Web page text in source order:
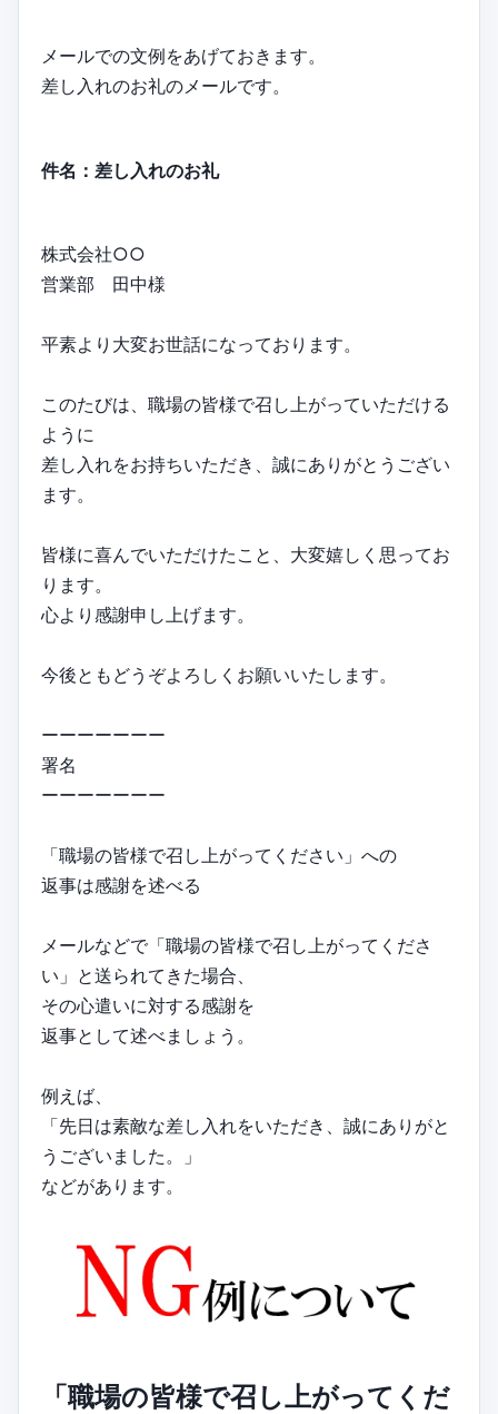
メールでの文例をあげておきます。
差し入れのお礼のメールです。
件名：差し入れのお礼
株式会社○○
営業部 田中様
平素より大変お世話になっております。
このたびは、職場の皆様で召し上がっていただける
ように
差し入れをお持ちいただき、誠にありがとうござい
ます。
皆様に喜んでいただけたこと、大変嬉しく思ってお
ります。
心より感謝申し上げます。
今後ともどうぞよろしくお願いいたします。
ーーーーーーー
署名
ーーーーーーー
「職場の皆様で召し上がってください」への
返事は感謝を述べる
メールなどで「職場の皆様で召し上がってくださ
い」と送られてきた場合、
その心遣いに対する感謝を
返事として述べましょう。
例えば、
「先日は素敵な差し入れをいただき、誠にありがと
うございました。」
などがあります。
「職場の皆様で召し上がってくだ